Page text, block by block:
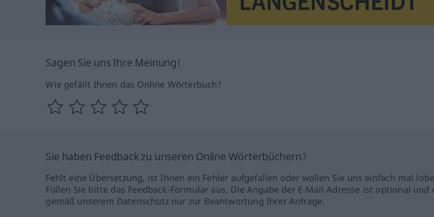
Sagen Sie uns Ihre Meinung!
Wie gefällt Ihnen das Online Wörterbuch?
Sie haben Feedback zu unseren Online Wörterbüchern?
Fehlt eine Übersetzung, ist Ihnen ein Fehler aufgefallen oder wollen Sie uns einfach mal
Füllen Sie bitte das Feedback-Formular aus. Die Angabe der E-Mail-Adresse ist optional und
gemäß unserem Datenschutz nur zur Beantwortung Ihrer Anfrage.